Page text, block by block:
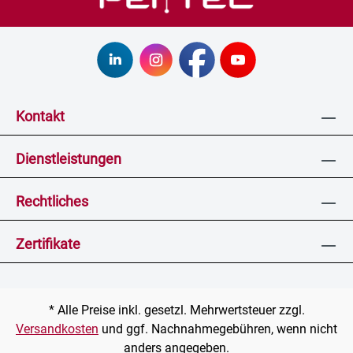
Kontakt
Dienstleistungen
Rechtliches
Zertifikate
* Alle Preise inkl. gesetzl. Mehrwertsteuer zzgl.
Versandkosten und ggf. Nachnahmegebühren, wenn nicht
anders angegeben.